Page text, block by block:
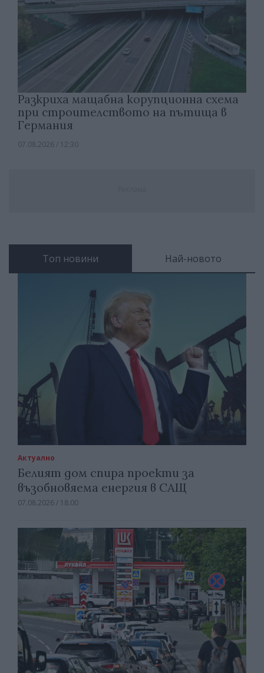
Разкриха мащабна корупционна схема
при строителството на пътища в
Германия
07.08.2026 / 12:30
Топ новини Най-новото
Актуално
Белият дом спира проекти за
възобновяема енергия в САЩ
07.08.2026 / 18:00